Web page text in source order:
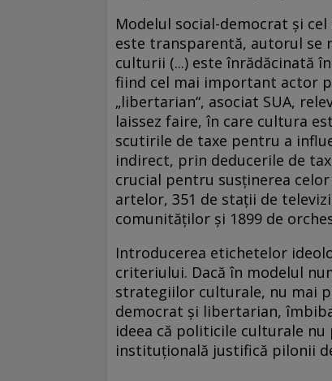
Modelul social-democrat şi
este transparentă, autorul se
culturii (...) este înrădăcinată
fiind cel mai important actor
„libertarian“, asociat SUA,
laissez faire, în care cultura
scutirile de taxe pentru a
indirect, prin deducerile de
crucial pentru susţinerea celor
artelor, 351 de staţii de
comunităţilor şi 1899 de
Introducerea etichetelor
criteriului. Dacă în modelul
strategiilor culturale, nu mai
democrat şi libertarian,
ideea că politicile culturale
instituţională justifică pilonii